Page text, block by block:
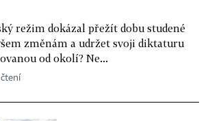
režim dokázal přežít dobu studené
změnám a udržet svoji diktaturu
od okolí? Ne...